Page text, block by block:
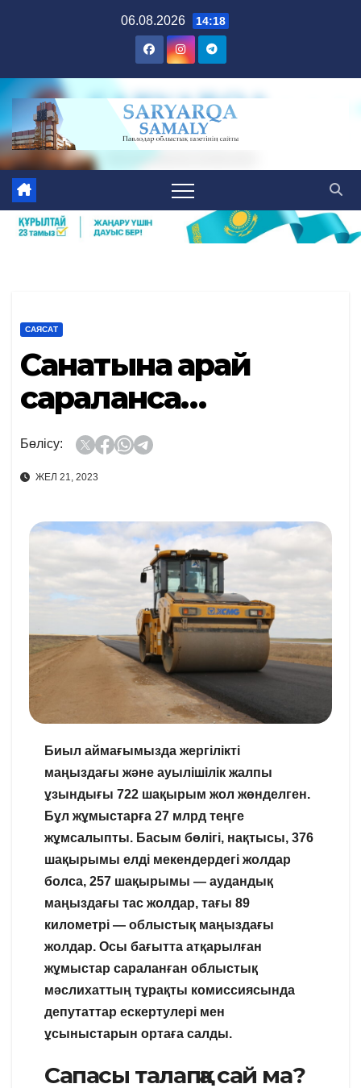
06.08.2026 14:18
САЯСАТ
Санатына қарай
сараланса…
Бөлісу:
ЖЕЛ 21, 2023
Биыл аймағымызда жергілікті
маңыздағы және ауылішілік жалпы
ұзындығы 722 шақырым жол жөнделген.
Бұл жұмыстарға 27 млрд теңге
жұмсалыпты. Басым бөлігі, нақтысы, 376
шақырымы елді мекендердегі жолдар
болса, 257 шақырымы — аудандық
маңыздағы тас жолдар, тағы 89
километрі — облыстық маңыздағы
жолдар. Осы бағытта атқарылған
жұмыстар сараланған облыстық
мәслихаттың тұрақты комиссиясында
депутаттар ескертулері мен
ұсыныстарын ортаға салды.
Сапасы талапқа сай ма?